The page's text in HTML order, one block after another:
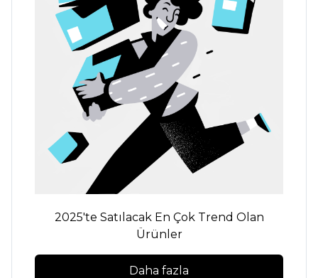
2025'te Satılacak En Çok Trend Olan
Ürünler
Daha fazla